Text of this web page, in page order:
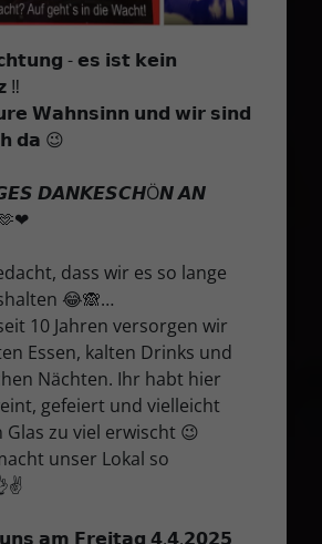
- 𝗲𝘀 𝗶𝘀𝘁 𝗸𝗲𝗶𝗻
‼️
𝗪𝗮𝗵𝗻𝘀𝗶𝗻𝗻 𝘂𝗻𝗱 𝘄𝗶𝗿 𝘀𝗶𝗻𝗱
𝗱𝗮 😉
𝘿𝘼𝙉𝙆𝙀𝙎𝘾𝙃Ö𝙉 𝘼𝙉
dass wir es so lange
😂🙈…
10 Jahren versorgen wir
Essen, kalten Drinks und
Nächten. Ihr habt hier
gefeiert und vielleicht
Glas zu viel erwischt 😉
unser Lokal so
𝘂𝗻𝘀 𝗮𝗺 𝗙𝗿𝗲𝗶𝘁𝗮𝗴 𝟰.𝟰.𝟮𝟬𝟮𝟱